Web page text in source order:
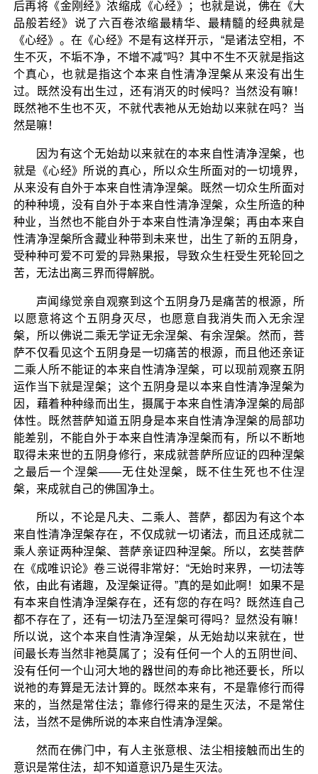
后再将《金刚经》浓缩成《心经》；也就是说，佛在《大
品般若经》说了六百卷浓缩最精华、最精髓的经典就是
《心经》。在《心经》不是有这样开示，“是诸法空相，不
生不灭，不垢不净，不增不减”吗？其中不生不灭就是指这
个真心，也就是指这个本来自性清净涅槃从来没有出生
过。既然没有出生过，还有消灭的时候吗？当然没有嘛！
既然祂不生也不灭，不就代表祂从无始劫以来就在吗？当
然是嘛！
因为有这个无始劫以来就在的本来自性清净涅槃，也
就是《心经》所说的真心，所以众生所面对的一切境界，
从来没有自外于本来自性清净涅槃。既然一切众生所面对
的种种境，没有自外于本来自性清净涅槃，众生所造的种
种业，当然也不能自外于本来自性清净涅槃；再由本来自
性清净涅槃所含藏业种带到未来世，出生了新的五阴身，
受种种可爱不可爱的异熟果报，导致众生枉受生死轮回之
苦，无法出离三界而得解脱。
声闻缘觉亲自观察到这个五阴身乃是痛苦的根源，所
以愿意将这个五阴身灭尽，也愿意自我消失而入无余涅
槃，所以佛说二乘无学证无余涅槃、有余涅槃。然而，菩
萨不仅看见这个五阴身是一切痛苦的根源，而且他还亲证
二乘人所不能证的本来自性清净涅槃，可以现前观察五阴
运作当下就是涅槃；这个五阴身是以本来自性清净涅槃为
因，藉着种种缘而出生，摄属于本来自性清净涅槃的局部
体性。既然菩萨知道五阴身是本来自性清净涅槃的局部功
能差别，不能自外于本来自性清净涅槃而有，所以不断地
取得未来世的五阴身修行，来成就菩萨所应证的四种涅槃
之最后一个涅槃——无住处涅槃，既不住生死也不住涅
槃，来成就自己的佛国净土。
所以，不论是凡夫、二乘人、菩萨，都因为有这个本
来自性清净涅槃存在，不仅成就一切诸法，而且还成就二
乘人亲证两种涅槃、菩萨亲证四种涅槃。所以，玄奘菩萨
在《成唯识论》卷三说得非常好：“无始时来界，一切法等
依，由此有诸趣，及涅槃证得。”真的是如此啊！如果不是
有本来自性清净涅槃存在，还有您的存在吗？既然连自己
都不存在了，还有一切法乃至涅槃可得吗？显然没有嘛！
所以说，这个本来自性清净涅槃，从无始劫以来就在，世
间最长寿当然非祂莫属了；没有任何一个人的五阴世间、
没有任何一个山河大地的器世间的寿命比祂还要长，所以
说祂的寿算是无法计算的。既然本来有，不是靠修行而得
来的，当然是常住法；靠修行得来的是生灭法，不是常住
法，当然不是佛所说的本来自性清净涅槃。
然而在佛门中，有人主张意根、法尘相接触而出生的
意识是常住法，却不知道意识乃是生灭法。